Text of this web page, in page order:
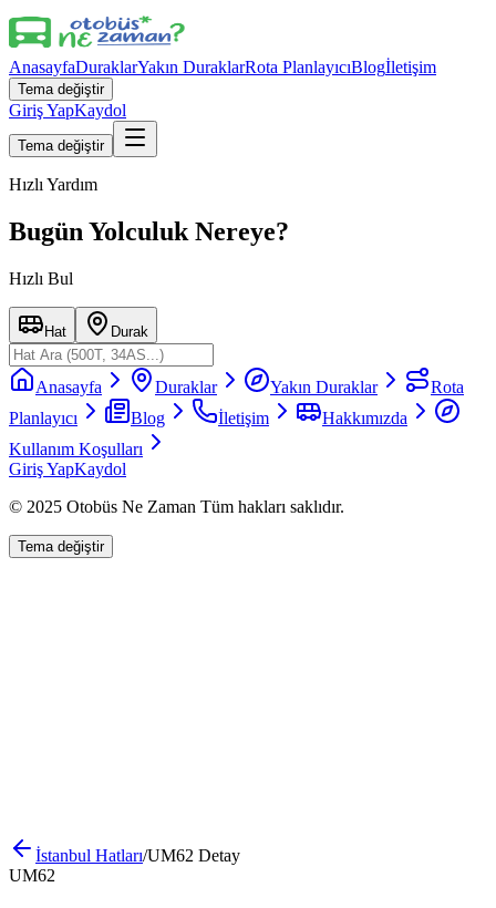
AnasayfaDuraklarYakın DuraklarRota PlanlayıcıBlogİletişim
Tema değiştir
Giriş YapKaydol
Tema değiştir
Hızlı Yardım
Bugün Yolculuk Nereye?
Hızlı Bul
Hat Durak
Anasayfa Duraklar Yakın Duraklar
Rota
Planlayıcı
Blog İletişim
Hakkımızda
Kullanım Koşulları
Giriş YapKaydol
© 2025 Otobüs Ne Zaman Tüm hakları saklıdır.
Tema değiştir
İstanbul Hatları/UM62 Detay
UM62